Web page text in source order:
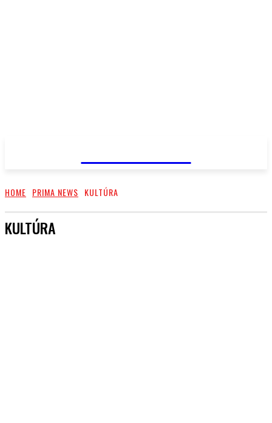
HOME PRIMA NEWS KULTÚRA
KULTÚRA